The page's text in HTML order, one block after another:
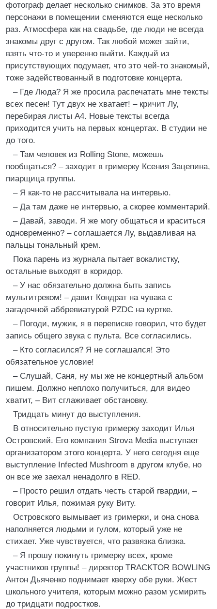
фотограф делает несколько снимков. За это время
персонажи в помещении сменяются еще несколько
раз. Атмосфера как на свадьбе, где люди не всегда
знакомы друг с другом. Так любой может зайти,
взять что-то и уверенно выйти. Каждый из
присутствующих подумает, что это чей-то знакомый,
тоже задействованный в подготовке концерта.
– Где Люда? Я же просила распечатать мне тексты
всех песен! Тут двух не хватает! – кричит Лу,
перебирая листы А4. Новые тексты всегда
приходится учить на первых концертах. В студии не
до того.
– Там человек из Rolling Stone, можешь
пообщаться? – заходит в гримерку Ксения Зацепина,
пиарщица группы.
– Я как-то не рассчитывала на интервью.
– Да там даже не интервью, а скорее комментарий.
– Давай, заводи. Я же могу общаться и краситься
одновременно? – соглашается Лу, выдавливая на
пальцы тональный крем.
Пока парень из журнала пытает вокалистку,
остальные выходят в коридор.
– У нас обязательно должна быть запись
мультитреком! – давит Кондрат на чувака с
загадочной аббревиатурой PZDC на куртке.
– Погоди, мужик, я в переписке говорил, что будет
запись общего звука с пульта. Все согласились.
– Кто согласился? Я не соглашался! Это
обязательное условие!
– Слушай, Саня, ну мы же не концертный альбом
пишем. Должно неплохо получиться, для видео
хватит, – Вит сглаживает обстановку.
Тридцать минут до выступления.
В относительно пустую гримерку заходит Илья
Островский. Его компания Strova Media выступает
организатором этого концерта. У него сегодня еще
выступление Infected Mushroom в другом клубе, но
он все же заехал ненадолго в RED.
– Просто решил отдать честь старой гвардии, –
говорит Илья, пожимая руку Виту.
Островского вымывает из гримерки, и она снова
наполняется людьми и гулом, который уже не
стихает. Уже чувствуется, что развязка близка.
– Я прошу покинуть гримерку всех, кроме
участников группы! – директор TRACKTOR BOWLING
Антон Дьяченко поднимает кверху обе руки. Жест
школьного учителя, которым можно разом усмирить
до тридцати подростков.